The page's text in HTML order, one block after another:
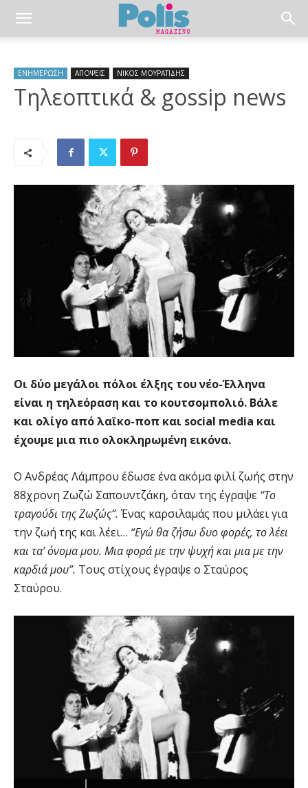
ΕΝΗΜΕΡΩΣΗ ΑΠΟΨΕΙΣ ΝΙΚΟΣ ΜΟΥΡΑΤΙΔΗΣ
Τηλεοπτικά & gossip news
Οι δύο μεγάλοι πόλοι έλξης του νέο-Έλληνα
είναι η τηλεόραση και το κουτσομπολιό. Βάλε
και ολίγο από λαϊκο-ποπ και social media και
έχουμε μια πιο ολοκληρωμένη εικόνα.
Ο Ανδρέας Λάμπρου έδωσε ένα ακόμα φιλί ζωής στην
88χρονη Ζωζώ Σαπουντζάκη, όταν της έγραψε “Το
τραγούδι της Ζωζώς”. Ένας καρσιλαμάς που μιλάει για
την ζωή της και λέει… “Εγώ θα ζήσω δυο φορές, το λέει
και τα’ όνομα μου. Μια φορά με την ψυχή και μια με την
καρδιά μου”. Τους στίχους έγραψε ο Σταύρος
Σταύρου.